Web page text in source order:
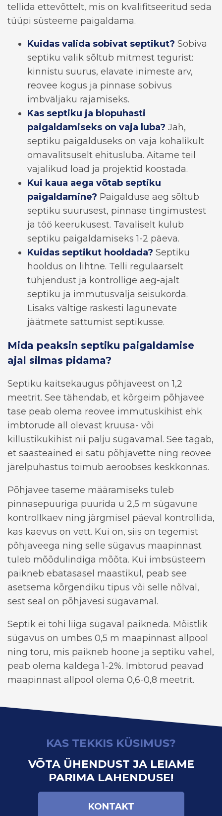
tellida ettevõttelt, mis on kvalifitseeritud seda
tüüpi süsteeme paigaldama.
Kuidas valida sobivat septikut? Sobiva
septiku valik sõltub mitmest tegurist:
kinnistu suurus, elavate inimeste arv,
reovee kogus ja pinnase sobivus
imbväljaku rajamiseks.
Kas septiku ja biopuhasti
paigaldamiseks on vaja luba? Jah,
septiku paigalduseks on vaja kohalikult
omavalitsuselt ehitusluba. Aitame teil
vajalikud load ja projektid koostada.
Kui kaua aega võtab septiku
paigaldamine? Paigalduse aeg sõltub
septiku suurusest, pinnase tingimustest
ja töö keerukusest. Tavaliselt kulub
septiku paigaldamiseks 1-2 päeva.
Kuidas septikut hooldada? Septiku
hooldus on lihtne. Telli regulaarselt
tühjendust ja kontrollige aeg-ajalt
septiku ja immutusvälja seisukorda.
Lisaks vältige raskesti lagunevate
jäätmete sattumist septikusse.
Mida peaksin septiku paigaldamise
ajal silmas pidama?
Septiku kaitsekaugus põhjaveest on 1,2
meetrit. See tähendab, et kõrgeim põhjavee
tase peab olema reovee immutuskihist ehk
imbtorude all olevast kruusa- või
killustikukihist nii palju sügavamal. See tagab,
et saasteained ei satu põhjavette ning reovee
järelpuhastus toimub aeroobses keskkonnas.
Põhjavee taseme määramiseks tuleb
pinnasepuuriga puurida u 2,5 m sügavune
kontrollkaev ning järgmisel päeval kontrollida,
kas kaevus on vett. Kui on, siis on tegemist
põhjaveega ning selle sügavus maapinnast
tuleb mõõdulindiga mõõta. Kui imbsüsteem
paikneb ebatasasel maastikul, peab see
asetsema kõrgendiku tipus või selle nõlval,
sest seal on põhjavesi sügavamal.
Septik ei tohi liiga sügaval paikneda. Mõistlik
sügavus on umbes 0,5 m maapinnast allpool
ning toru, mis paikneb hoone ja septiku vahel,
peab olema kaldega 1-2%. Imbtorud peavad
maapinnast allpool olema 0,6-0,8 meetrit.
KAS TEKKIS KÜSIMUS?
VÕTA ÜHENDUST JA LEIAME
PARIMA LAHENDUSE!
KONTAKT